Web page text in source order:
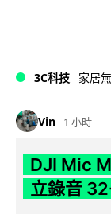
3C科技 家居
Vin 1 小時
DJI Mic
立錄音